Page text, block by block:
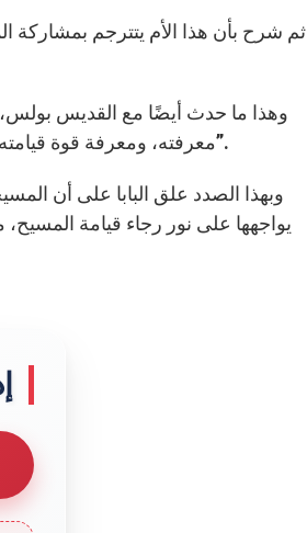
ثم شرح بأن هذا الأم يتترجم بمشاركة
وهذا ما حدث أيضًا مع القديس
معرفته، ومعرفة قوة قيامته، والشركة بآلامه، مطابقًا ذاتي معه في موته، في رجاء الوصول إلى قيامة الأموات”.
وبهذا الصدد علق البابا على أن
يواجهها على نور رجاء قيامة المسيح،